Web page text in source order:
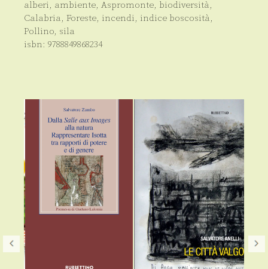
alberi, ambiente, Aspromonte, biodiversità,
Calabria, Foreste, incendi, indice boscosità,
Pollino, sila
isbn: 9788849868234